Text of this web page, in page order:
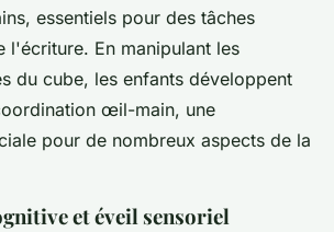
essentiels pour des tâches
l'écriture. En manipulant les
du cube, les enfants développent
œil-main, une
pour de nombreux aspects de la
et éveil sensoriel